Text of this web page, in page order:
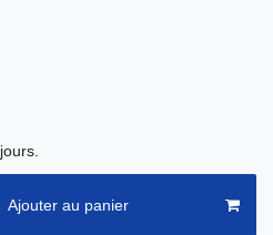
Ajouter au panier